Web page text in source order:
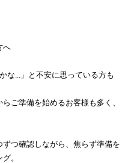
へ
な...」と不安に思っている方も
ご準備を始めるお客様も多く、
つ確認しながら、焦らず準備を
。